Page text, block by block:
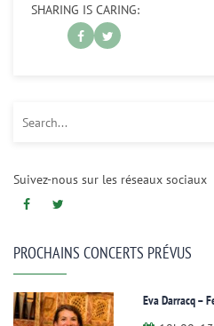
SHARING IS CARING:
Suivez-nous sur les réseaux sociaux
PROCHAINS CONCERTS PRÉVUS
Eva Darracq –